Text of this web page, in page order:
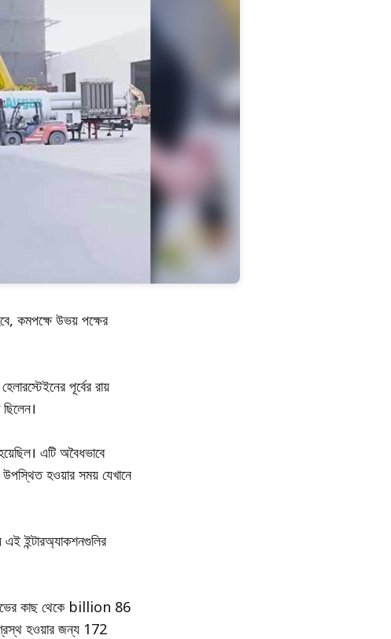
কমপক্ষে উভয় পক্ষের
পূর্বের রায়
এটি অবৈধভাবে
হওয়ার সময় যেখানে
ইন্টারঅ্যাকশনগুলির
কাছ থেকে billion 86
হওয়ার জন্য 172